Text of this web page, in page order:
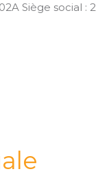
Siège social :